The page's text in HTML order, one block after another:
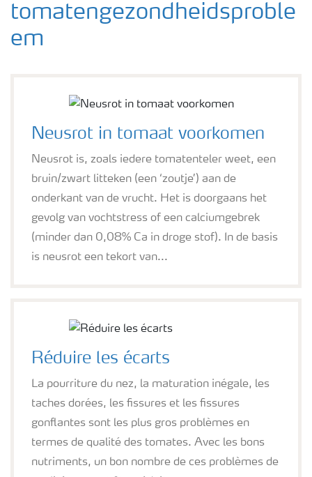
tomatengezondheidsproble
em
Neusrot in tomaat voorkomen
Neusrot is, zoals iedere tomatenteler weet, een
bruin/zwart litteken (een ‘zoutje’) aan de
onderkant van de vrucht. Het is doorgaans het
gevolg van vochtstress of een calciumgebrek
(minder dan 0,08% Ca in droge stof). In de basis
is neusrot een tekort van...
Réduire les écarts
La pourriture du nez, la maturation inégale, les
taches dorées, les fissures et les fissures
gonflantes sont les plus gros problèmes en
termes de qualité des tomates. Avec les bons
nutriments, un bon nombre de ces problèmes de